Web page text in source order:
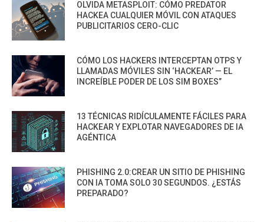
OLVIDA METASPLOIT: CÓMO PREDATOR
HACKEA CUALQUIER MÓVIL CON ATAQUES
PUBLICITARIOS CERO-CLIC
CÓMO LOS HACKERS INTERCEPTAN OTPS Y
LLAMADAS MÓVILES SIN ‘HACKEAR’ — EL
INCREÍBLE PODER DE LOS SIM BOXES”
13 TÉCNICAS RIDÍCULAMENTE FÁCILES PARA
HACKEAR Y EXPLOTAR NAVEGADORES DE IA
AGÉNTICA
PHISHING 2.0:CREAR UN SITIO DE PHISHING
CON IA TOMA SOLO 30 SEGUNDOS. ¿ESTÁS
PREPARADO?